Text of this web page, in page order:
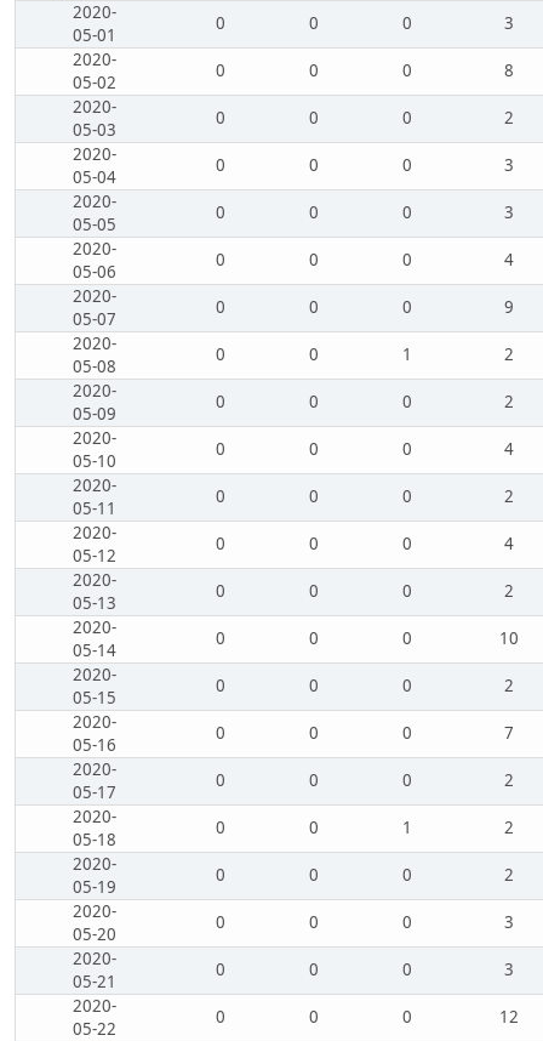
2020-
05-01
0 0 0
3
2020-
05-02
0 0 0
8
2020-
05-03
0 0 0
2
2020-
05-04
0 0 0
3
2020-
05-05
0 0 0
3
2020-
05-06
0 0 0
4
2020-
05-07
0 0 0
9
2020-
05-08
0 0 1
2
2020-
05-09
0 0 0
2
2020-
05-10
0 0 0
4
2020-
05-11
0 0 0
2
2020-
05-12
0 0 0
4
2020-
05-13
0 0 0
2
2020-
05-14
0 0 0
10
2020-
05-15
0 0 0
2
2020-
05-16
0 0 0
7
2020-
05-17
0 0 0
2
2020-
05-18
0 0 1
2
2020-
05-19
0 0 0
2
2020-
05-20
0 0 0
3
2020-
05-21
0 0 0
3
2020-
05-22
0 0 0
12